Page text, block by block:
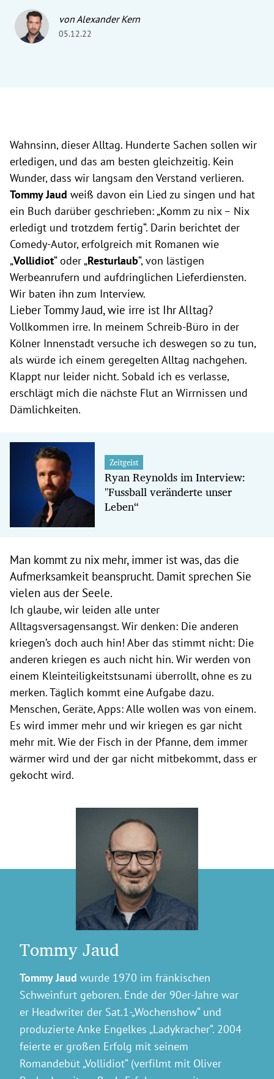
von Alexander Kern
05.12.22
Wahnsinn, dieser Alltag. Hunderte Sachen sollen wir
erledigen, und das am besten gleichzeitig. Kein
Wunder, dass wir langsam den Verstand verlieren.
Tommy Jaud weiß davon ein Lied zu singen und hat
ein Buch darüber geschrieben: „Komm zu nix – Nix
erledigt und trotzdem fertig“. Darin berichtet der
Comedy-Autor, erfolgreich mit Romanen wie
„Vollidiot“ oder „Resturlaub“, von lästigen
Werbeanrufern und aufdringlichen Lieferdiensten.
Wir baten ihn zum Interview.
Lieber Tommy Jaud, wie irre ist Ihr Alltag?
Vollkommen irre. In meinem Schreib-Büro in der
Kölner Innenstadt versuche ich deswegen so zu tun,
als würde ich einem geregelten Alltag nachgehen.
Klappt nur leider nicht. Sobald ich es verlasse,
erschlägt mich die nächste Flut an Wirrnissen und
Dämlichkeiten.
Zeitgeist
Ryan Reynolds im Interview:
"Fussball veränderte unser
Leben“
Man kommt zu nix mehr, immer ist was, das die
Aufmerksamkeit beansprucht. Damit sprechen Sie
vielen aus der Seele.
Ich glaube, wir leiden alle unter
Alltagsversagensangst. Wir denken: Die anderen
kriegen’s doch auch hin! Aber das stimmt nicht: Die
anderen kriegen es auch nicht hin. Wir werden von
einem Kleinteiligkeitstsunami überrollt, ohne es zu
merken. Täglich kommt eine Aufgabe dazu.
Menschen, Geräte, Apps: Alle wollen was von einem.
Es wird immer mehr und wir kriegen es gar nicht
mehr mit. Wie der Fisch in der Pfanne, dem immer
wärmer wird und der gar nicht mitbekommt, dass er
gekocht wird.
Tommy Jaud
Tommy Jaud wurde 1970 im fränkischen
Schweinfurt geboren. Ende der 90er-Jahre war
er Headwriter der Sat.1-„Wochenshow“ und
produzierte Anke Engelkes „Ladykracher“. 2004
feierte er großen Erfolg mit seinem
Romandebüt „Vollidiot“ (verfilmt mit Oliver